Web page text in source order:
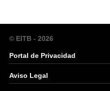
© EITB - 2026
Portal de Privacidad
Aviso Legal